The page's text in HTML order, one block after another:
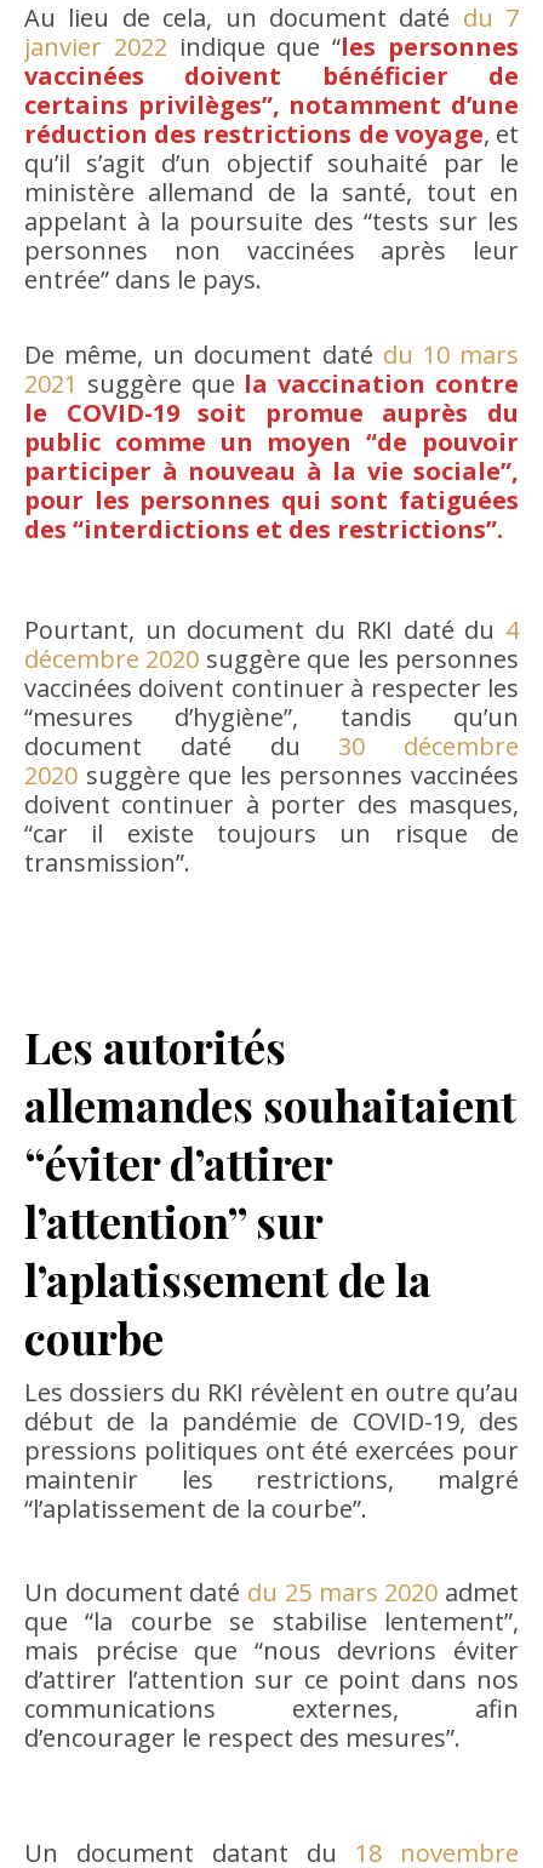
Au lieu de cela, un document daté du 7
janvier 2022 indique que “les personnes
vaccinées doivent bénéficier de
certains privilèges”, notamment d’une
réduction des restrictions de voyage, et
qu’il s’agit d’un objectif souhaité par le
ministère allemand de la santé, tout en
appelant à la poursuite des “tests sur les
personnes non vaccinées après leur
entrée” dans le pays.
De même, un document daté du 10 mars
2021 suggère que la vaccination contre
le COVID-19 soit promue auprès du
public comme un moyen “de pouvoir
participer à nouveau à la vie sociale”,
pour les personnes qui sont fatiguées
des “interdictions et des restrictions”.
Pourtant, un document du RKI daté du 4
décembre 2020 suggère que les personnes
vaccinées doivent continuer à respecter les
“mesures d’hygiène”, tandis qu’un
document daté du 30 décembre
2020 suggère que les personnes vaccinées
doivent continuer à porter des masques,
“car il existe toujours un risque de
transmission”.
Les autorités
allemandes souhaitaient
“éviter d’attirer
l’attention” sur
l’aplatissement de la
courbe
Les dossiers du RKI révèlent en outre qu’au
début de la pandémie de COVID-19, des
pressions politiques ont été exercées pour
maintenir les restrictions, malgré
“l’aplatissement de la courbe”.
Un document daté du 25 mars 2020 admet
que “la courbe se stabilise lentement”,
mais précise que “nous devrions éviter
d’attirer l’attention sur ce point dans nos
communications externes, afin
d’encourager le respect des mesures”.
Un document datant du 18 novembre